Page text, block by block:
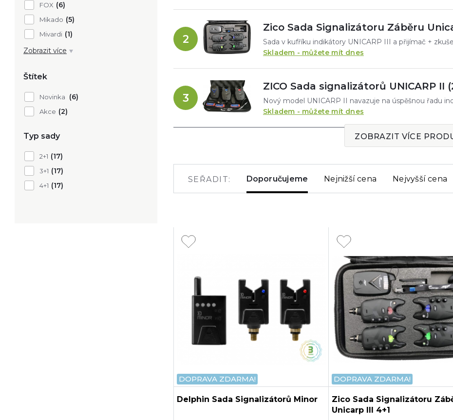
FOX (6)
Mikado (5)
Mivardi (1)
Starbaits (1)
Zobrazit více
Štítek
Novinka (6)
Akce (2)
Typ sady
2+1 (17)
3+1 (17)
4+1 (17)
2
Zico Sada Signalizátoru Záběru
Skladem - můžete mít dnes
3
ZICO Sada signalizátorů UNICARP II
Skladem - můžete mít dnes
ZOBRAZIT VÍCE
SEŘADIT: Doporučujeme Nejnižší cena Nejvyšší cena
DOPRAVA ZDARMA!
Delphin Sada Signalizátorů Minor
DOPRAVA ZDARMA!
Zico Sada Signalizátoru
Unicarp III 4+1